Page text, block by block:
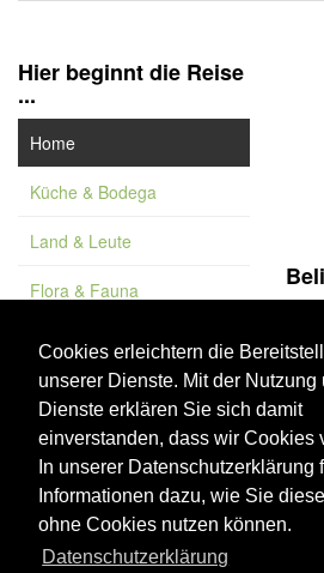
Cookies erleichtern die
unserer Dienste. Mit der Nutzung
Dienste erklären Sie sich damit
einverstanden, dass wir Cookies
In unserer Datenschutzerklärung
Informationen dazu, wie Sie
ohne Cookies nutzen können.
Datenschutzerklärung
Hier beginnt die Reise
...
Home
Küche & Bodega
Land & Leute
Flora & Fauna
Feature
Vademekum